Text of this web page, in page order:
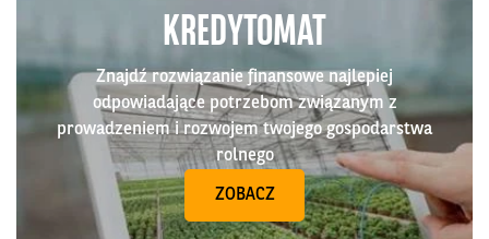
KREDYTOMAT
Znajdź rozwiązanie finansowe najlepiej
odpowiadające potrzebom związanym z
prowadzeniem i rozwojem twojego gospodarstwa
rolnego
ZOBACZ